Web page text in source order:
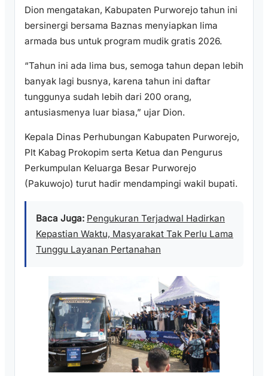
Dion mengatakan, Kabupaten Purworejo tahun ini
bersinergi bersama Baznas menyiapkan lima
armada bus untuk program mudik gratis 2026.
“Tahun ini ada lima bus, semoga tahun depan lebih
banyak lagi busnya, karena tahun ini daftar
tunggunya sudah lebih dari 200 orang,
antusiasmenya luar biasa,” ujar Dion.
Kepala Dinas Perhubungan Kabupaten Purworejo,
Plt Kabag Prokopim serta Ketua dan Pengurus
Perkumpulan Keluarga Besar Purworejo
(Pakuwojo) turut hadir mendampingi wakil bupati.
Baca Juga: Pengukuran Terjadwal Hadirkan
Kepastian Waktu, Masyarakat Tak Perlu Lama
Tunggu Layanan Pertanahan